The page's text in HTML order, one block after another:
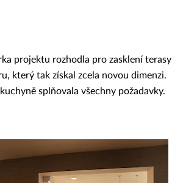
projektu rozhodla pro zasklení terasy
který tak získal zcela novou dimenzi.
splňovala všechny požadavky.